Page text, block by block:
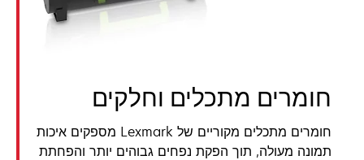
חומרים מתכלים וחלקים
חומרים מתכלים מקוריים של Lexmark מספקים איכות
תמונה מעולה, תוך הפקת נפחים גבוהים יותר והפחתת